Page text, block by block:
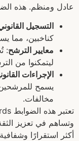
عادل ومنظم. هذه
التسجيل
كناخبين، مما
معايير الترشح:
ليتمكنوا من
الإجراءات
يسمح للمرشحين
مخالفات.
وتساهم في تعزيز
أكثر استقرارًا